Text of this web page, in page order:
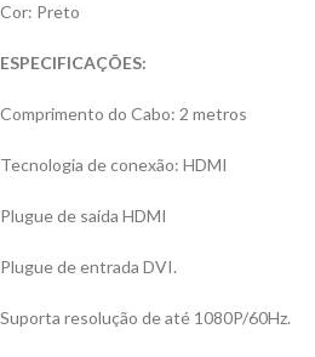
Cor: Preto
ESPECIFICAÇÕES:
Comprimento do Cabo: 2 metros
Tecnologia de conexão: HDMI
Plugue de saída HDMI
Plugue de entrada DVI.
Suporta resolução de até 1080P/60Hz.